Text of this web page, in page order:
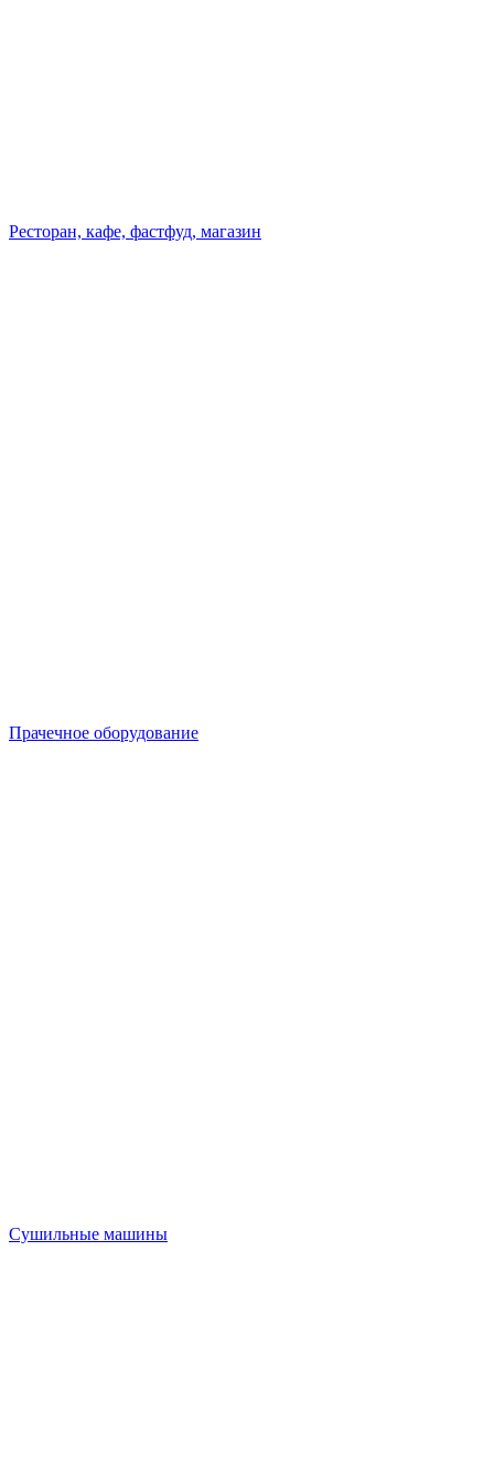
Ресторан, кафе, фастфуд, магазин
Прачечное оборудование
Сушильные машины